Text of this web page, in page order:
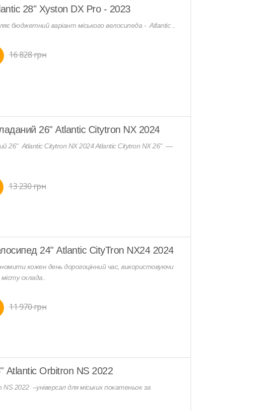
28" Xyston DX Pro - 2023
бюджетний варіант міського велосипеда - Atlantic ..
16 828 грн
26" Atlantic Citytron NX 2024
26" Atlantic Citytron NX 2024 Atlantic Citytron NX 26" —
13 230 грн
24" Atlantic CityTron NX24 2024
кожен день дорогоцінний час, використовуючи
склада..
11 970 грн
Atlantic Orbitron NS 2022
2022 –універсал для міських покатеньок за